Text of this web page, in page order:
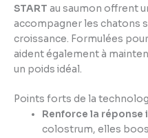
START au saumon offrent
accompagner les chatons
croissance. Formulées
aident également à
un poids idéal.
Points forts de la
Renforce la réponse
colostrum, elles